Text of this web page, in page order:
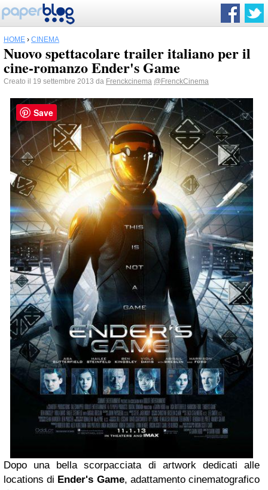
HOME › CINEMA
Nuovo spettacolare trailer italiano per il
cine-romanzo Ender's Game
Creato il 19 settembre 2013 da Frenckcinema @FrenckCinema
Dopo una bella scorpacciata di artwork dedicati alle
locations di Ender's Game, adattamento cinematografico
Save